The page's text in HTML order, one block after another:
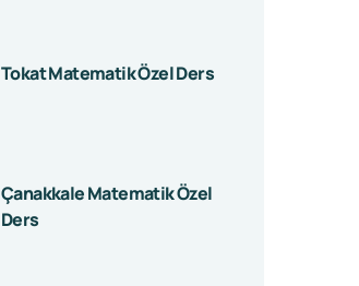
Tokat Matematik Özel Ders
Çanakkale Matematik Özel
Ders